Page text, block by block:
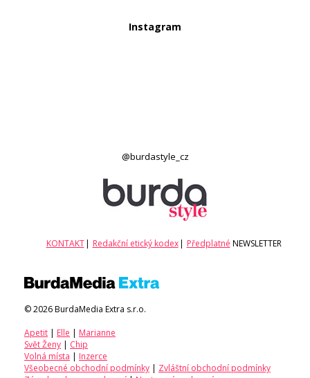
Instagram
@burdastyle_cz
KONTAKT | Redakční etický kodex | Předplatné NEWSLETTER
© 2026 BurdaMedia Extra s.r.o.
Apetit | Elle | Marianne
Svět Ženy | Chip
Volná místa | Inzerce
Všeobecné obchodní podmínky | Zvláštní obchodní podmínky